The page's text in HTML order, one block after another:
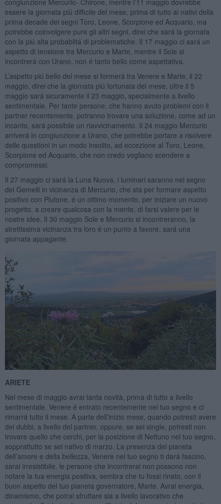
essere la giornata piú difficile del mese, prima di tutto ai nativi della
prima decade dei segni Toro, Leone, Scorpione ed Acquario, ma
potrebbe coinvolgere pure gli altri segni, direi che sará la giornata
con la piú alta probablitá di problematiche. Il 17 maggio ci sará un
aspetto di tensione tra Mercurio e Marte, mentre il Sole si
incontrerá con Urano, non é tanto bello come aspettativa.
L’aspetto piú bello del mese si formerá tra Venere e Marte, il 22
maggio, direi che la giornata piú fortunata del mese, oltre il 5
maggio sará sicuramente il 23 maggio, specialmente a livello
sentimentale. Per tante persone, che hanno avuto problemi con il
partner recentemente, potranno trovare una soluzione, come ad un
incanto, sará possibile un riavvicinamento. Il 24 maggio Mercurio
arriverá in congiunzione a Urano, che potrebbe portare a risolvere
delle questioni in un modo insolito, ad eccezione al Toro, Leone,
Scorpione ed Acquario, che non credo vogliano scendere a
compromessi.
Il 27 maggio ci sará la Luna Nuova, i luminari saranno nel segno
dei Gemelli in vicinanza di Mercurio, che sta per formare aspetto
positivo con Plutone, é un ottimo momento, per iniziare un nuovo
progetto, a creare qualcosa con la mente, di farsi valere per le
nostre idee. Il 30 maggio Sole e Mercurio si incontreranno, la
strettissima vicinanza tra loro é un punto a favore, sará una
giornata appagante.
ARIETE
Nel mese di maggio avrai tanta novità, prima di tutto a livello
sentimentale. Venere é entrato recentemente nel tuo segno e ci
rimarrá tutto il mese. A parte dell’inizio mese, quando potresti avere
dei dubbi, a livello del partner, oppure, se sei single, potresti non
trovare quello che cerchi, per la posizione di Nettuno nel tuo segno,
sopprattutto se sei nativo di marzo. La presenza del pianeta
dell’amore e della bellezza, Venere nel tuo segno ti dará fascino,
sarai irresistibile, le persone che incontrerai non possono non
notare la tua energia positiva, sembra che tu fossi rinato, con il
buon aspetto del tuo pianeta governatore, Marte. Avrai energia,
dinamismo, che potrai sfruttare sia a livello lavorativo che